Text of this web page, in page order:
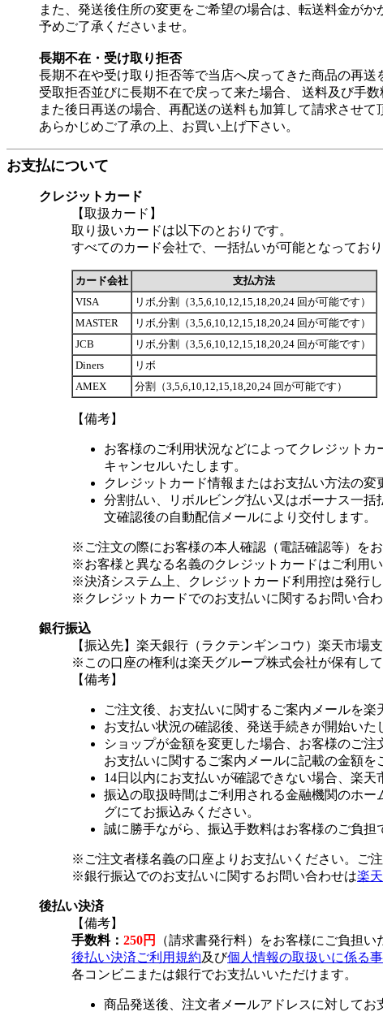
また、発送後住所の変更をご希望の場合は、転送料金がか
予めご了承くださいませ。
長期不在・受け取り拒否
長期不在や受け取り拒否等で当店へ戻ってきた商品の再
受取拒否並びに長期不在で戻って来た場合、 送料及び手
また後日再送の場合、再配送の送料も加算して請求させて
あらかじめご了承の上、お買い上げ下さい。
お支払について
クレジットカード
【取扱カード】
取り扱いカードは以下のとおりです。
すべてのカード会社で、一括払いが可能となっており
カード会社
支払方法
VISA
リボ,分割（3,5,6,10,12,15,18,20,24 回が可能です）
MASTER
リボ,分割（3,5,6,10,12,15,18,20,24 回が可能です）
JCB
リボ,分割（3,5,6,10,12,15,18,20,24 回が可能です）
Diners
リボ
AMEX
分割（3,5,6,10,12,15,18,20,24 回が可能です）
【備考】
お客様のご利用状況などによってクレジット
キャンセルいたします。
クレジットカード情報またはお支払い方法の
分割払い、リボルビング払い又はボーナス一
文確認後の自動配信メールにより交付します。
※ご注文の際にお客様の本人確認（電話確認等）を
※お客様と異なる名義のクレジットカードはご利用い
※決済システム上、クレジットカード利用控は発行し
※クレジットカードでのお支払いに関するお問い合
銀行振込
【振込先】楽天銀行（ラクテンギンコウ）楽天市場
※この口座の権利は楽天グループ株式会社が保有して
【備考】
ご注文後、お支払いに関するご案内メールを楽
お支払い状況の確認後、発送手続きが開始いた
ショップが金額を変更した場合、お客様のご
お支払いに関するご案内メールに記載の金額を
14日以内にお支払いが確認できない場合、楽天
振込の取扱時間はご利用される金融機関のホ
グにてお振込みください。
誠に勝手ながら、振込手数料はお客様のご負担
※ご注文者様名義の口座よりお支払いください。ご
※銀行振込でのお支払いに関するお問い合わせは楽
後払い決済
【備考】
手数料： 250円
（請求書発行料）をお客様にご負担い
後払い決済ご利用規約及び個人情報の取扱いに係る
各コンビニまたは銀行でお支払いいただけます。
商品発送後、注文者メールアドレスに対して